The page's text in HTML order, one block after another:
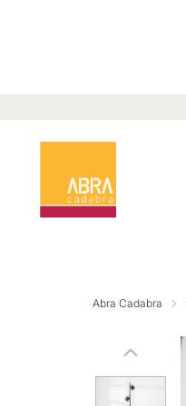
Abra Cadabra